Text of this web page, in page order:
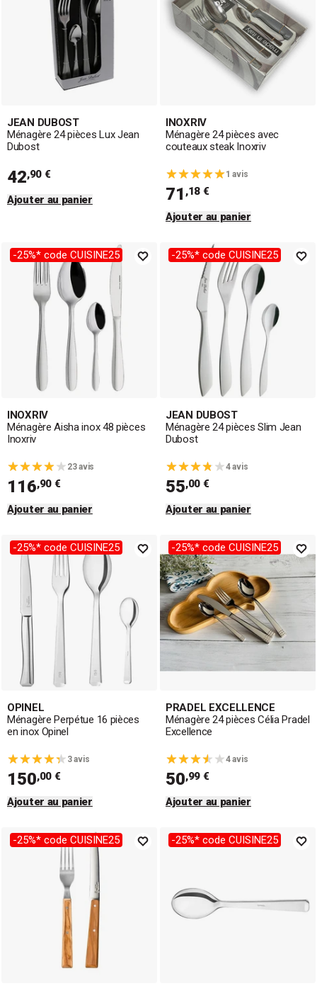
JEAN DUBOST
Ménagère 24 pièces Lux Jean
Dubost
42,90 €
Ajouter au panier
INOXRIV
Ménagère 24 pièces avec
couteaux steak Inoxriv
1 avis
71 ,18 €
Ajouter au panier
-25%* code CUISINE25
INOXRIV
Ménagère Aisha inox 48 pièces
Inoxriv
23 avis
116,90 €
Ajouter au panier
-25%* code CUISINE25
JEAN DUBOST
Ménagère 24 pièces Slim Jean
Dubost
4 avis
55,00 €
Ajouter au panier
-25%* code CUISINE25
OPINEL
Ménagère Perpétue 16 pièces
en inox Opinel
3 avis
150,00 €
Ajouter au panier
-25%* code CUISINE25
PRADEL EXCELLENCE
Ménagère 24 pièces Célia Pradel
Excellence
4 avis
50,99 €
Ajouter au panier
-25%* code CUISINE25 -25%* code CUISINE25